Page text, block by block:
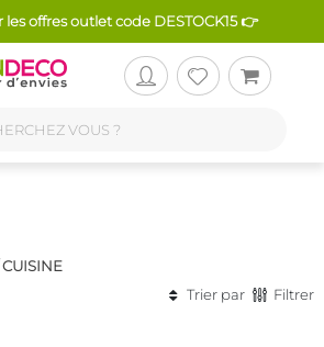
les offres outlet code DESTOCK15 👉
CUISINE
Trier par
Filtrer